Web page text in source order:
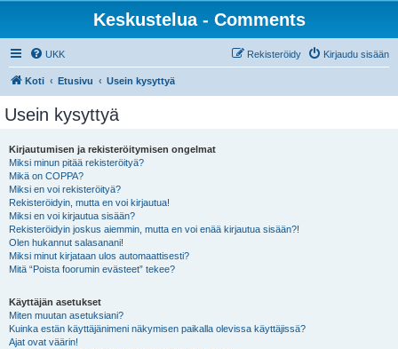
Keskustelua - Comments
UKK Kirjaudu sisään
Rekisteröidy
Koti Etusivu Usein kysyttyä
Usein kysyttyä
Kirjautumisen ja rekisteröitymisen ongelmat
Miksi minun pitää rekisteröityä?
Mikä on COPPA?
Miksi en voi rekisteröityä?
Rekisteröidyin, mutta en voi kirjautua!
Miksi en voi kirjautua sisään?
Rekisteröidyin joskus aiemmin, mutta en voi enää kirjautua sisään?!
Olen hukannut salasanani!
Miksi minut kirjataan ulos automaattisesti?
Mitä “Poista foorumin evästeet” tekee?
Käyttäjän asetukset
Miten muutan asetuksiani?
Kuinka estän käyttäjänimeni näkymisen paikalla olevissa käyttäjissä?
Ajat ovat väärin!